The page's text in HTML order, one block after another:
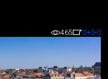
465 0+0-0